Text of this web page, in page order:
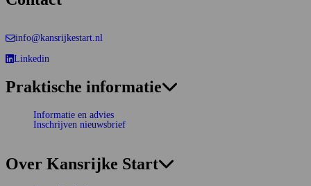
info@kansrijkestart.nl
Linkedin
Deze link gaat naar een externe website.
Praktische informatie
Informatie en advies
Inschrijven nieuwsbrief
Over Kansrijke Start